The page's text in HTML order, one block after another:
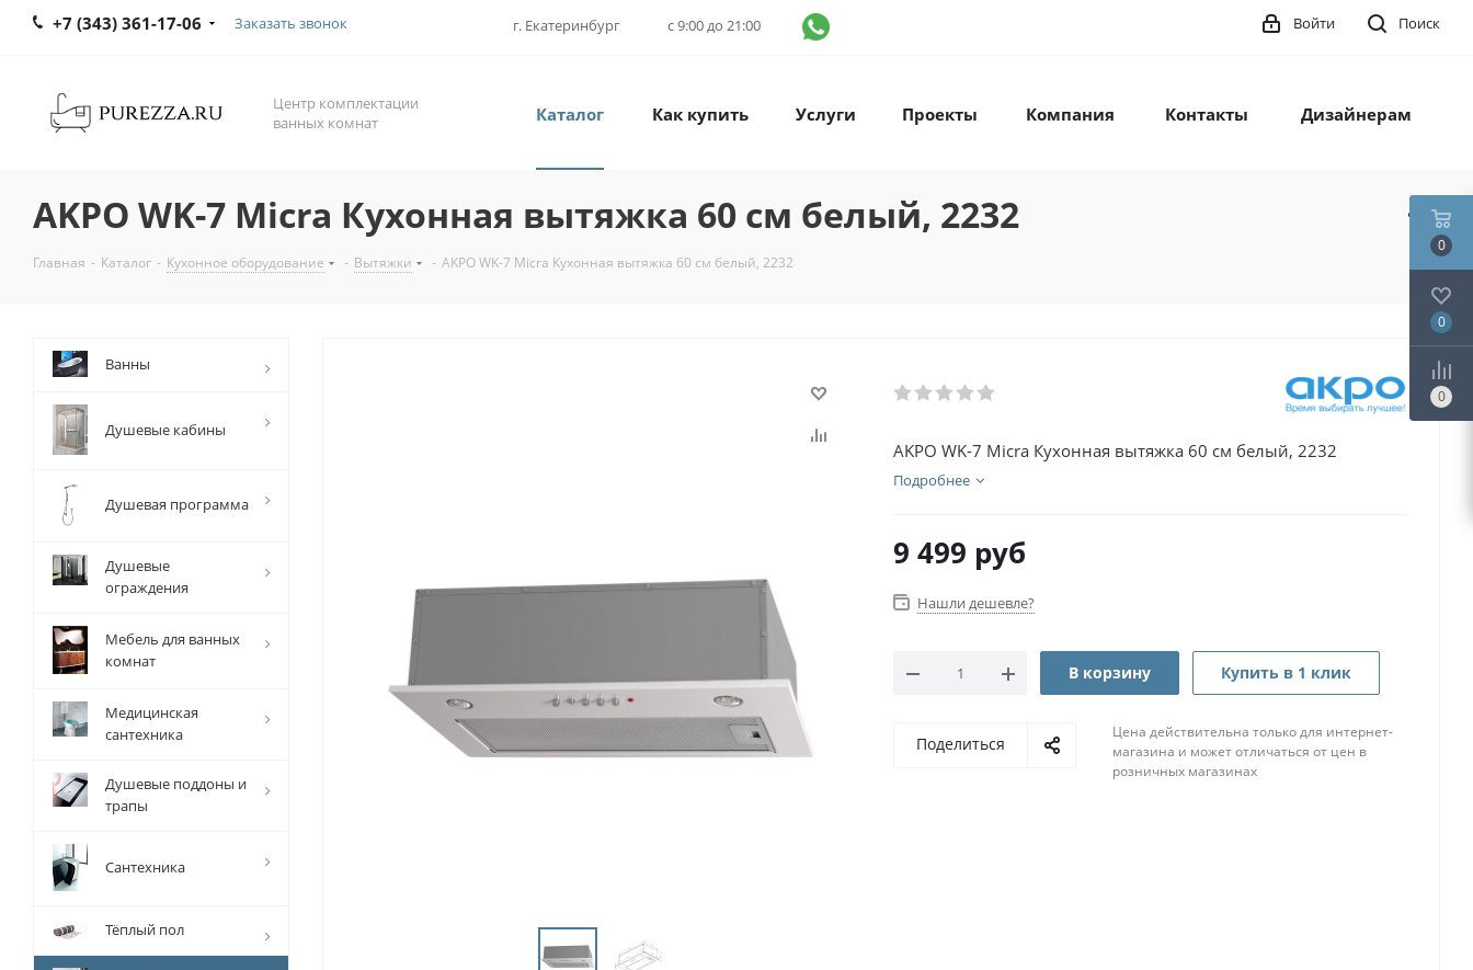
+7 (343) 361-17-06 Заказать звонок г. Екатеринбург с 9:00 до 21:00 Поиск
Войти
Центр комплектации
ванных комнат
Каталог Как купить Услуги Проекты Компания Контакты Дизайнерам
AKPO WK-7 Micra Кухонная вытяжка 60 см белый, 2232
Главная - Каталог - Кухонное оборудование - Вытяжки - AKPO WK-7 Micra Кухонная вытяжка 60 см белый, 2232
AKPO WK-7 Micra Кухонная вытяжка 60 см белый, 2232
Подробнее
9 499 руб
Нашли дешевле?
В корзину Купить в 1 клик
Поделиться
Цена действительна только для интернет-
магазина и может отличаться от цен в
розничных магазинах
Ванны
Душевые кабины
Душевая программа
Душевые
ограждения
Мебель для ванных
комнат
Медицинская
сантехника
Душевые поддоны и
трапы
Сантехника
Тёплый пол
0
0
0